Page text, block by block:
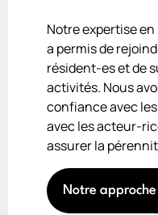
Notre expertise en
a permis de
résident-es et de
activités. Nous
confiance avec
avec les acteur-
assurer la
Notre approche